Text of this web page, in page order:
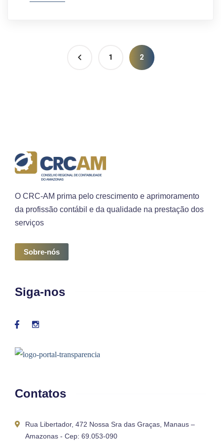
1 2
O CRC-AM prima pelo crescimento e aprimoramento
da profissão contábil e da qualidade na prestação dos
serviços
Sobre-nós
Siga-nos
Contatos
Rua Libertador, 472 Nossa Sra das Graças, Manaus –
Amazonas - Cep: 69.053-090